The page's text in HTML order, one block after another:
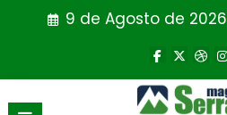
9 de Agosto de 2026